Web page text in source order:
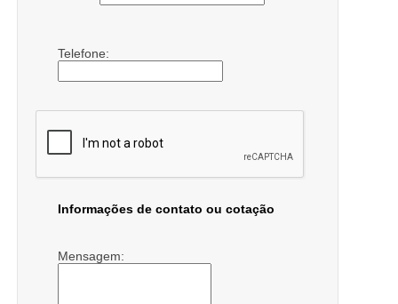
Telefone:
Informações de contato ou cotação
Mensagem: